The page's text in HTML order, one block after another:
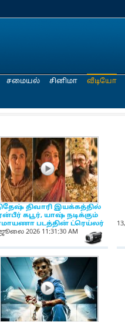
சமையல் சினிமா
வீடியோ
NewsIcon
திவாரி இயக்கத்தில்
கபூர், யாஷ் நடிக்கும்
படத்தின் ட்ரெய்லர்
2026 11:31:30 AM
NewsIcon